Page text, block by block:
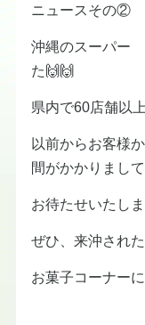
ニュースその②
沖縄のスーパー
た🙌🙌
県内で60店舗以
以前からお客様
間がかかりまして
お待たせいたしま
ぜひ、来沖され
お菓子コーナー